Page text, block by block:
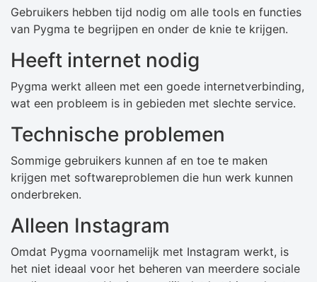
Gebruikers hebben tijd nodig om alle tools en functies
van Pygma te begrijpen en onder de knie te krijgen.
Heeft internet nodig
Pygma werkt alleen met een goede internetverbinding,
wat een probleem is in gebieden met slechte service.
Technische problemen
Sommige gebruikers kunnen af ​​en toe te maken
krijgen met softwareproblemen die hun werk kunnen
onderbreken.
Alleen Instagram
Omdat Pygma voornamelijk met Instagram werkt, is
het niet ideaal voor het beheren van meerdere sociale